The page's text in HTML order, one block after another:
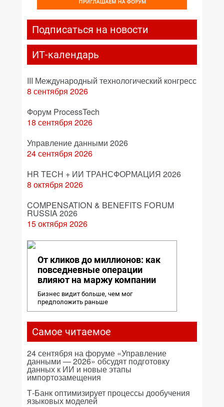
Подписаться на новости
ИТ-календарь
III Международный технологический конгресс
8 сентября 2026
Форум ProcessTech
18 сентября 2026
Управление данными 2026
24 сентября 2026
HR TECH + ИИ ТРАНСФОРМАЦИЯ 2026
8 октября 2026
COMPENSATION & BENEFITS FORUM
RUSSIA 2026
15 октября 2026
От кликов до миллионов: как
повседневные операции
влияют на маржу компании
Бизнес видит больше, чем мог
предположить раньше
Самое читаемое
24 сентября на форуме «Управление
данными — 2026» обсудят подготовку
данных к ИИ и новые этапы
импортозамещения
Т-Банк оптимизирует процессы дообучения
языковых моделей